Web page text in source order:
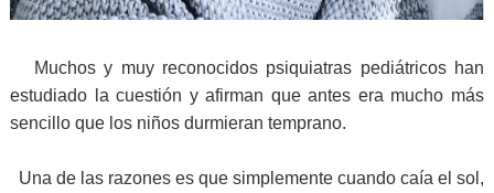
Muchos y muy reconocidos psiquiatras pediátricos han
estudiado la cuestión y afirman que antes era mucho más
sencillo que los niños durmieran temprano.
Una de las razones es que simplemente cuando caía el sol,